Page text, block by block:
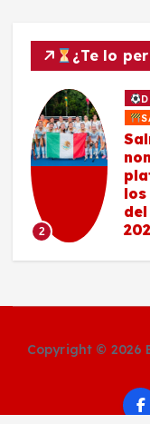
¿Te lo
2
Copyright © 2026